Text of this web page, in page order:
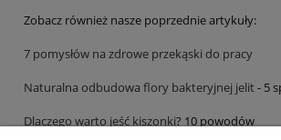
Zobacz również nasze poprzednie artykuły:
7 pomysłów na zdrowe przekąski do pracy
Naturalna odbudowa flory bakteryjnej jelit- 5
Dlaczego warto jeść kiszonki? 10 powodów